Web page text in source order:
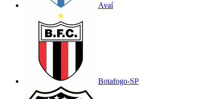
Avaí
Botafogo-SP